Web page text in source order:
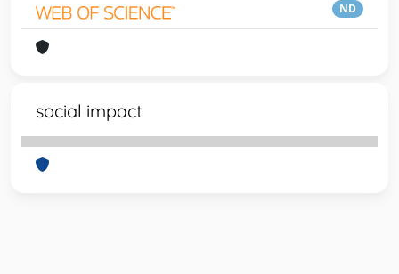
ND
social impact